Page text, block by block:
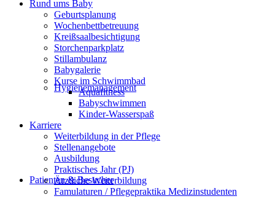
Hygienemanagement
Patienten & Besucher
Rund ums Baby
Geburtsplanung
Wochenbettbetreuung
Kreißsaalbesichtigung
Storchenparkplatz
Stillambulanz
Babygalerie
Kurse im Schwimmbad
Aquafitness
Babyschwimmen
Kinder-Wasserspaß
Karriere
Weiterbildung in der Pflege
Stellenangebote
Ausbildung
Praktisches Jahr (PJ)
Ärztliche Weiterbildung
Famulaturen / Pflegepraktika Medizinstudenten